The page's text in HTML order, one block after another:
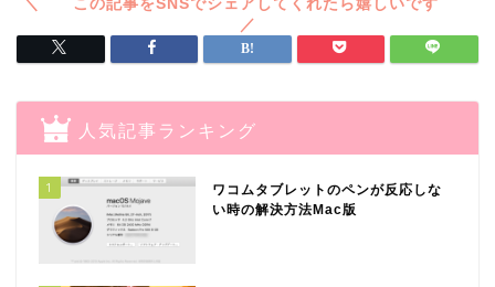
人気記事ランキング
1
ワコムタブレットのペンが反応しな
い時の解決方法Mac版